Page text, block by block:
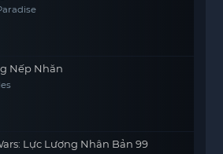
Nếp Nhăn
Lực Lượng Nhân Bản 99